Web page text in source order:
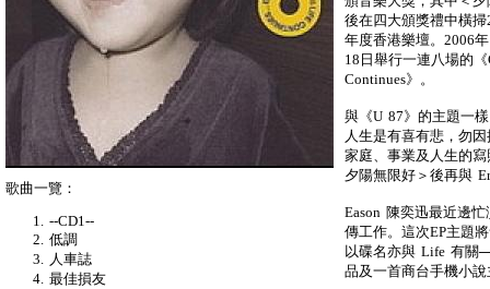
後在四大頒獎禮中橫
年度香港樂壇。2006
18日舉行一連八場的
Continues》。
與《U 87》的主題一
人生是有喜有悲，勿
家庭、事業及人生的
夕陽無限好＞後再與
Eason 陳奕迅最近邊
傳工作。這次EP主題
以碟名亦與 Life 有關
品及一首商台手機小
歌曲一覽：
--CD1--
低調
人車誌
最佳損友